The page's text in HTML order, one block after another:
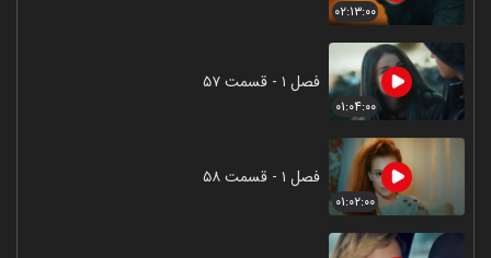
۰۲:۱۳:۰۰
۰۱:۰۴:۰۰
فصل ۱ - قسمت ۵۷
۰۱:۰۲:۰۰
فصل ۱ - قسمت ۵۸